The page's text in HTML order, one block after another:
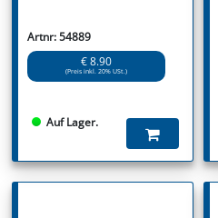
Artnr: 54889
€ 8.90
(Preis inkl. 20% USt.)
Auf Lager.